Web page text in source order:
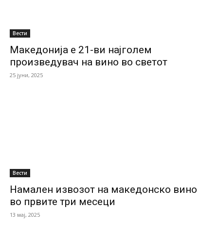
Вести
Македонија е 21-ви најголем
произведувач на вино во светот
25 јуни, 2025
Вести
Намален извозот на македонско вино
во првите три месеци
13 мај, 2025